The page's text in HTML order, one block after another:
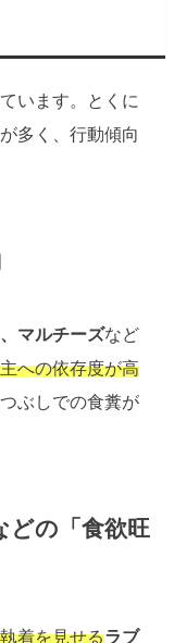
います。とくに
多く、行動傾向
マルチーズなど
への依存度が高
ぶしでの食糞が
どの「食欲旺
着を見せるラブ